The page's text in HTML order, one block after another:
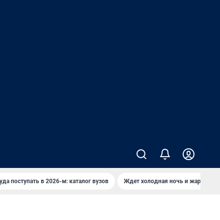
поступать в 2026-м: каталог вузов Ждет холодная ночь и жаркий